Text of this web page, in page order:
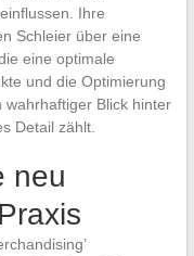
Ihre
Schleier über eine
eine optimale
und die Optimierung
Blick hinter
Detail zählt.
neu